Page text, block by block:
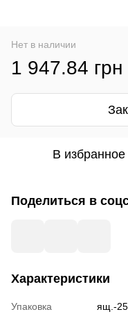
Нет в наличии
1 947.84 грн
В избранное
Поделиться в
Характеристики
Упаковка ящ.-